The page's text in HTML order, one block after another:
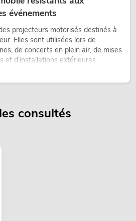
événements
projecteurs motorisés destinés à
Elles sont utilisées lors de
de concerts en plein air, de mises
et d’installations extérieures
consultés